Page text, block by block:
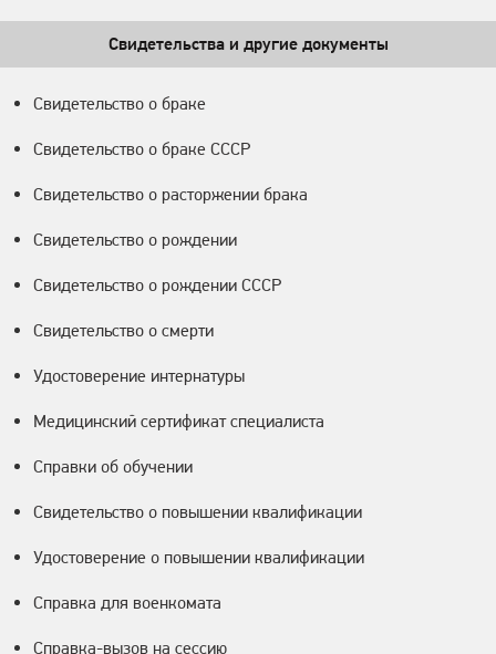
Свидетельства и другие документы
Свидетельство о браке
Свидетельство о браке СССР
Свидетельство о расторжении брака
Свидетельство о рождении
Свидетельство о рождении СССР
Свидетельство о смерти
Удостоверение интернатуры
Медицинский сертификат специалиста
Справки об обучении
Свидетельство о повышении квалификации
Удостоверение о повышении квалификации
Справка для военкомата
Справка-вызов на сессию